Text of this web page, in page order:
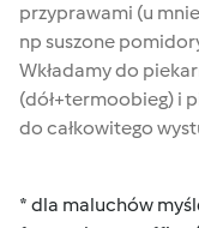
przyprawami (u
np suszone
Wkładamy do
(dół+termoobieg) i
do całkowitego
* dla maluchów